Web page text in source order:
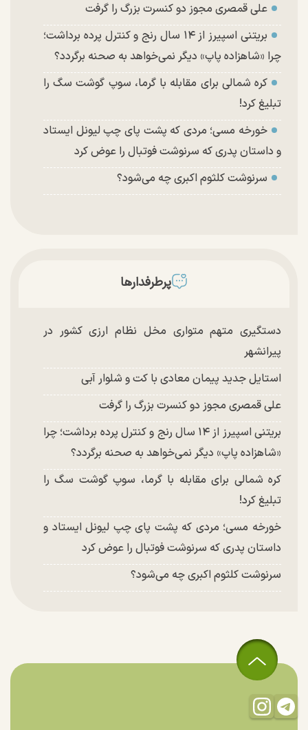
علی قمصری مجوز دو کنسرت بزرگ را گرفت
بریتنی اسپیرز از ۱۴ سال رنج و کنترل پرده برداشت؛
چرا «شاهزاده پاپ» دیگر نمی‌خواهد به صحنه برگردد؟
کره شمالی برای مقابله با گرما، سوپ گوشت سگ را
تبلیغ کرد!
خورخه مسی؛ مردی که پشت پای چپ لیونل ایستاد
و داستان پدری که سرنوشت فوتبال را عوض کرد
سرنوشت کلثوم اکبری چه می‌شود؟
پرطرفدارها
دستگیری متهم متواری مخل نظام ارزی کشور در
پیرانشهر
استایل جدید پیمان معادی با کت و شلوار آبی
علی قمصری مجوز دو کنسرت بزرگ را گرفت
بریتنی اسپیرز از ۱۴ سال رنج و کنترل پرده برداشت؛ چرا
«شاهزاده پاپ» دیگر نمی‌خواهد به صحنه برگردد؟
کره شمالی برای مقابله با گرما، سوپ گوشت سگ را
تبلیغ کرد!
خورخه مسی؛ مردی که پشت پای چپ لیونل ایستاد و
داستان پدری که سرنوشت فوتبال را عوض کرد
سرنوشت کلثوم اکبری چه می‌شود؟